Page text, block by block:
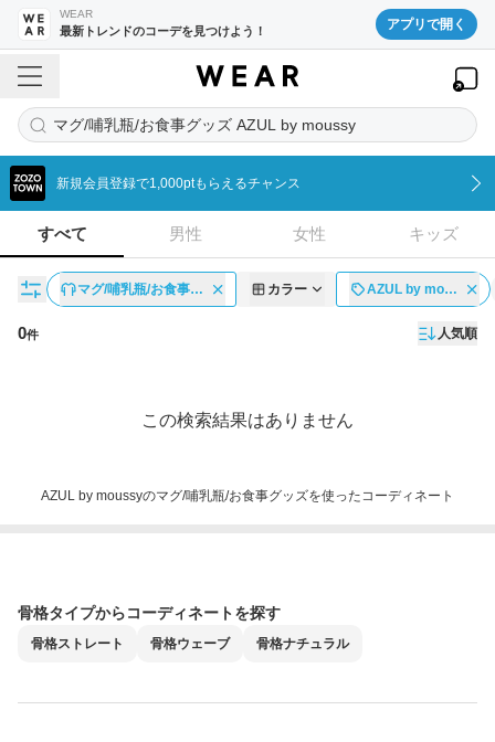
WEAR
最新トレンドのコーデを見つけよう！ アプリで開く
マグ/哺乳瓶/お食事グッズ AZUL by moussy
新規会員登録で1,000ptもらえるチャンス
すべて 男性 女性 キッズ
マグ/哺乳瓶/お食事… カラー AZUL by mo…
0件 人気順
この検索結果はありません
AZUL by moussyのマグ/哺乳瓶/お食事グッズを使ったコーディネート
骨格タイプからコーディネートを探す
骨格ストレート 骨格ウェーブ 骨格ナチュラル